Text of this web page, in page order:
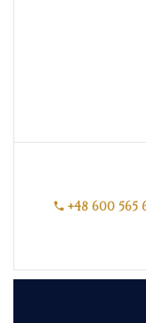
+48 600 565